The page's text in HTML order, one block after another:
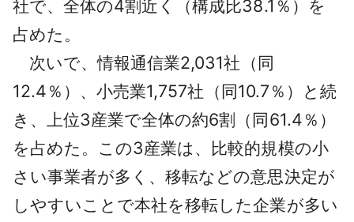
社で、全体の4割近く（構成比38.1％）を
占めた。
次いで、情報通信業2,031社（同
12.4％）、小売業1,757社（同10.7％）と続
き、上位3産業で全体の約6割（同61.4％）
を占めた。この3産業は、比較的規模の小
さい事業者が多く、移転などの意思決定が
しやすいことで本社を移転した企業が多い